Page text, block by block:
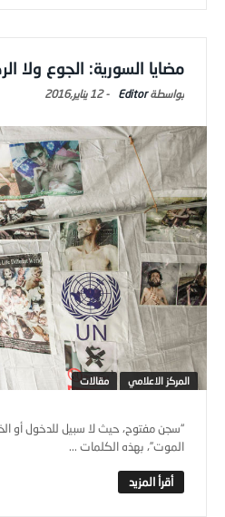
مضايا السورية: الجوع ولا
Editor
-12 يناير,2016
المركز الاعلامي مقالات
“سجن مفتوح، حيث لا سبيل للدخول أو
الموت”، بهذه الكلمات ...